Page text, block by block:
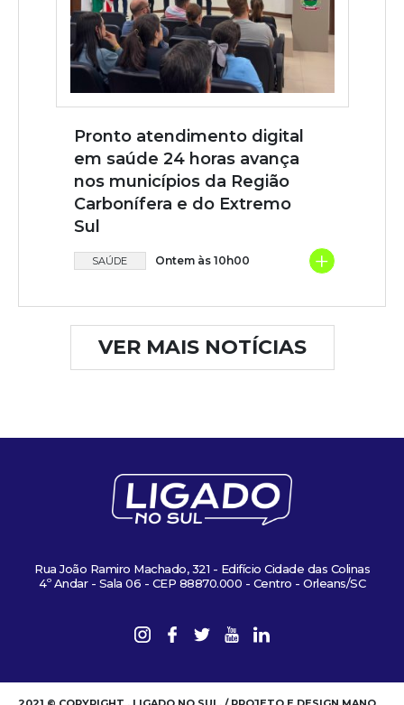
Pronto atendimento digital
em saúde 24 horas avança
nos municípios da Região
Carbonífera e do Extremo
Sul
SAÚDE Ontem às 10h00 +
VER MAIS NOTÍCIAS
Rua João Ramiro Machado, 321 - Edifício Cidade das Colinas
4º Andar - Sala 06 - CEP 88870.000 - Centro - Orleans/SC